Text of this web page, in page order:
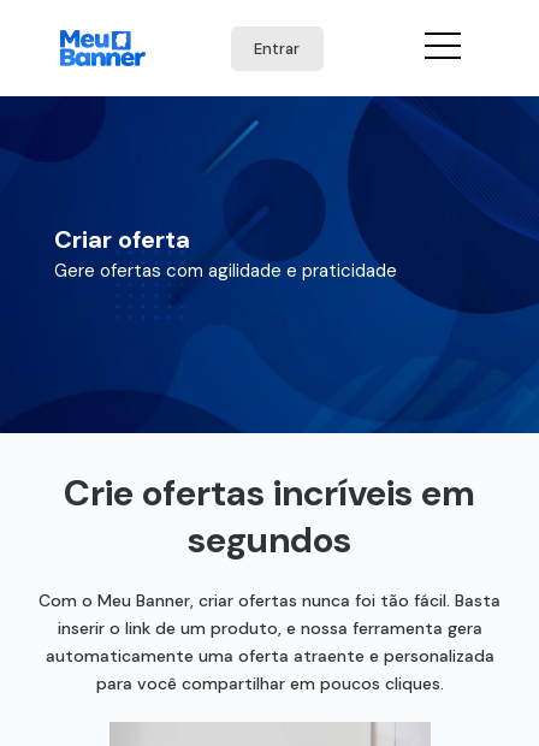
Entrar
Criar oferta
Gere ofertas com agilidade e praticidade
Crie ofertas incríveis em
segundos
Com o Meu Banner, criar ofertas nunca foi tão fácil. Basta
inserir o link de um produto, e nossa ferramenta gera
automaticamente uma oferta atraente e personalizada
para você compartilhar em poucos cliques.